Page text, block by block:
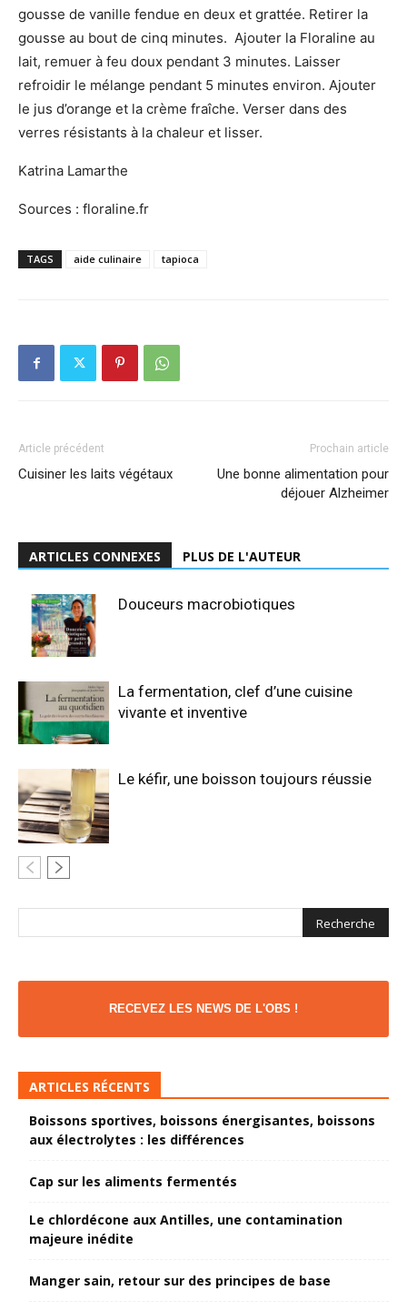
gousse de vanille fendue en deux et grattée. Retirer la
gousse au bout de cinq minutes. Ajouter la Floraline au
lait, remuer à feu doux pendant 3 minutes. Laisser
refroidir le mélange pendant 5 minutes environ. Ajouter
le jus d’orange et la crème fraîche. Verser dans des
verres résistants à la chaleur et lisser.
Katrina Lamarthe
Sources : floraline.fr
TAGS aide culinaire tapioca
Article précédent
Cuisiner les laits végétaux
Prochain article
Une bonne alimentation pour
déjouer Alzheimer
ARTICLES CONNEXES PLUS DE L'AUTEUR
Douceurs macrobiotiques
La fermentation, clef d’une cuisine
vivante et inventive
Le kéfir, une boisson toujours réussie
RECEVEZ LES NEWS DE L'OBS !
ARTICLES RÉCENTS
Boissons sportives, boissons énergisantes, boissons
aux électrolytes : les différences
Cap sur les aliments fermentés
Le chlordécone aux Antilles, une contamination
majeure inédite
Manger sain, retour sur des principes de base